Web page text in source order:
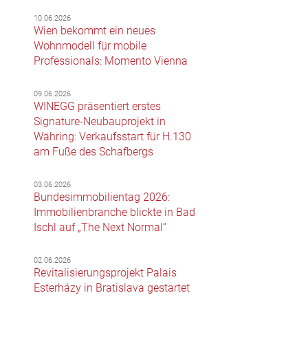
10.06.2026
Wien bekommt ein neues
Wohnmodell für mobile
Professionals: Momento Vienna
09.06.2026
WINEGG präsentiert erstes
Signature-Neubauprojekt in
Währing: Verkaufsstart für H.130
am Fuße des Schafbergs
03.06.2026
Bundesimmobilientag 2026:
Immobilienbranche blickte in Bad
Ischl auf „The Next Normal“
02.06.2026
Revitalisierungsprojekt Palais
Esterházy in Bratislava gestartet